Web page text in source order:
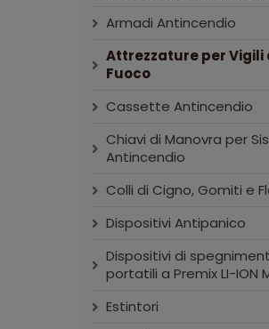
Armadi Antincendio
Attrezzature per Vigili
Fuoco
Cassette Antincendio
Chiavi di Manovra per
Antincendio
Colli di Cigno, Gomiti e
Dispositivi Antipanico
Dispositivi di
portatili a Premix LI-ION
Estintori